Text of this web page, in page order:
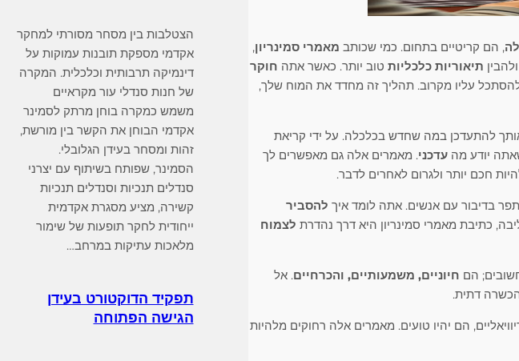
, הם קריטיים בתחום. כמי שכותב מאמרי סמינריון,
תיאוריות כלכליות טוב יותר. כאשר אתה חוקר
עליו מקרוב. תהליך זה מחדד את המוח שלך,
אותך להתעדכן במה שחדש בכלכלה. על ידי קריאת
יודע מהעדכני. מאמרים אלה גם מאפשרים לך
חכם יותר ולגרום לאחרים לדבר.
בדיבור עם אנשים. אתה לומד איך להסביר
כתיבת מאמרי סמינריון היא דרך נהדרת לצמוח
הם חיוניים, משמעותיים, והכרחיים. אל
דתית.
הם יהיו טועים. מאמרים אלה רחוקים מלהיות
הצטלבות בין מסחר מסורתי למחקר
אקדמי מספקת תובנות עמוקות על
דינמיקה תרבותית וכלכלית. המקרה
של חנות סנדלי עור מקראיים
משמש כמקרה בוחן מרתק לסמינר
אקדמי הבוחן את הקשר בין מורשת,
זהות ומסחר בעידן הגלובלי.
הסמינר, שפותח בשיתוף עם יצרני
סנדלים תנכיות וסנדלים תנכיות
קשירה, מציע מסגרת אקדמית
ייחודית לחקר תופעות של שימור
מלאכות עתיקות במרחב…
תפקיד הדוקטורט בעידן
הגישה הפתוחה